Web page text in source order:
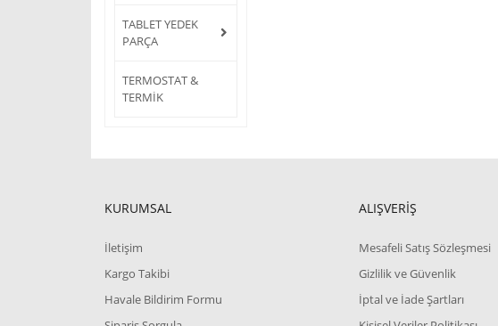
TABLET YEDEK
PARÇA
TERMOSTAT &
TERMİK
KURUMSAL
İletişim
Kargo Takibi
Havale Bildirim Formu
ALIŞVERİŞ
Mesafeli Satış Sözleşmesi
Gizlilik ve Güvenlik
İptal ve İade Şartları